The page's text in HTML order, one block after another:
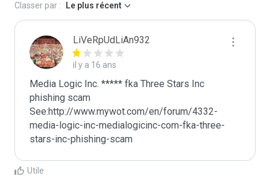
Classer par : Le plus récent
LiVeRpUdLiAn932
il y a 16 ans
Media Logic Inc. ***** fka Three Stars Inc
phishing scam
See:http://www.mywot.com/en/forum/4332-
media-logic-inc-medialogicinc-com-fka-three-
stars-inc-phishing-scam
Utile